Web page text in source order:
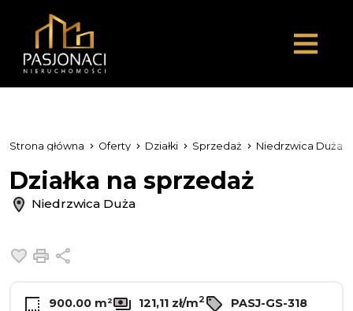
Strona główna Oferty Działki Sprzedaż Niedrzwica Duża
Działka na sprzedaż
Niedrzwica Duża
Dodaj do ulubionych
Drukuj
900.00 m² 121,11 zł/m2 PASJ-GS-318